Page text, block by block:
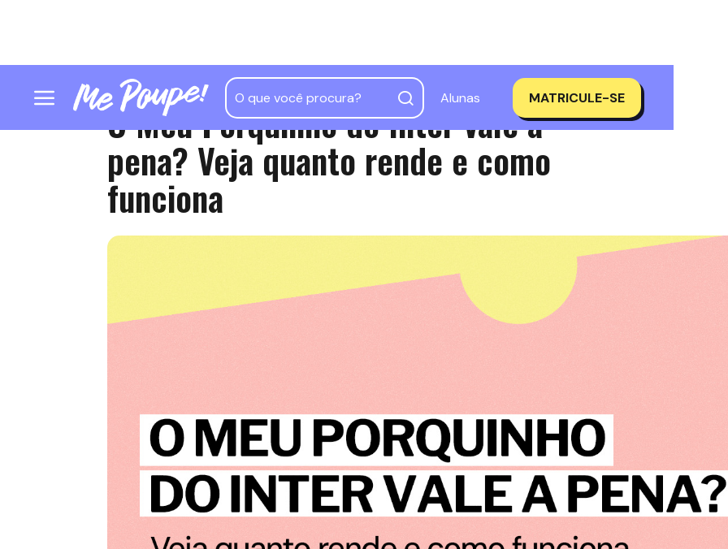
Alunas MATRICULE-SE
O Meu Porquinho do Inter vale a
pena? Veja quanto rende e como
funciona